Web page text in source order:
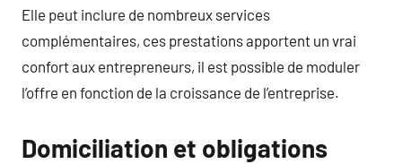
Elle peut inclure de nombreux services
complémentaires, ces prestations apportent un vrai
confort aux entrepreneurs, il est possible de moduler
l’offre en fonction de la croissance de l’entreprise.
Domiciliation et obligations